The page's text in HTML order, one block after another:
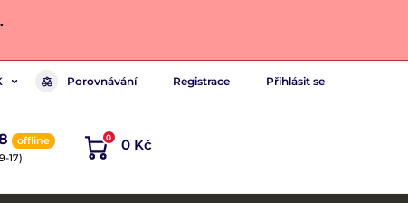
Porovnávání Registrace Přihlásit se
offline
17)
0 0 Kč